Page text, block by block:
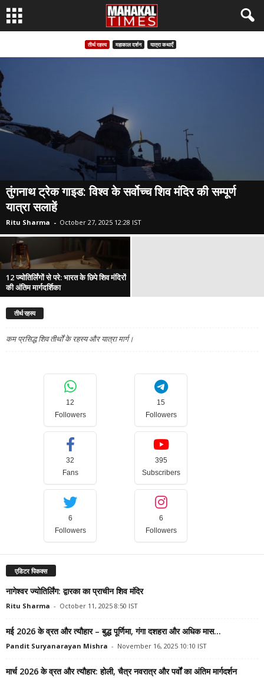
तीर्थ रहस्य महाकाल दर्शन यात्रा कथाएँ
तुंगनाथ ट्रेक गाइड: विश्व के सर्वोच्च शिव मंदिर की सम्पूर्ण
यात्रा सलाहें
Ritu Sharma - October 27, 2025 12:28 IST
12 ज्योतिर्लिंगों से परे: भारत के छिपे शिव मंदिरों
की अंतिम मार्गदर्शिका
तीर्थ रहस्य
कम प्रसिद्ध शिव तीर्थों के रहस्य और यात्रा मार्ग।
12
Followers
15
Followers
32
Fans
395
Subscribers
6
Followers
6
Followers
एडिटर पिकक्स
नागेश्वर ज्योतिर्लिंग: द्वारका का प्राचीन शिव मंदिर
Ritu Sharma - October 11, 2025 8:50 IST
मई 2026 के व्रत और त्यौहार – बुद्ध पूर्णिमा, गंगा दशहरा और अधिक मास...
Pandit Suryanarayan Mishra - November 16, 2025 10:10 IST
मार्च 2026 के व्रत और त्यौहार: होली, चैत्र नवरात्र और पर्वों का अंतिम मार्गदर्शन